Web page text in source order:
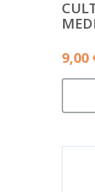
9,00